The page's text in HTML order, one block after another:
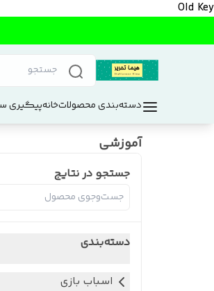
Old Key
دسته‌بندی محصولاتخانهپیگیری
آموزشی
جستجو در نتایج
دسته‌بندی
اسباب بازی